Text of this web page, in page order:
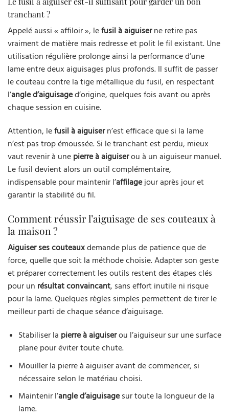
tranchant ?
Appelé aussi « affiloir », lefusil à aiguiserne retire pas
vraiment de matière mais redresse et polit le fil existant. Une
utilisation régulière prolonge ainsi la performance d’une
lame entre deux aiguisages plus profonds. Il suffit de passer
le couteau contre la tige métallique du fusil, en respectant
l’angle d’aiguisaged’origine, quelques fois avant ou après
chaque session en cuisine.
Attention, lefusil à aiguisern’est efficace que si la lame
n’est pas trop émoussée. Si le tranchant est perdu, mieux
vaut revenir à une pierre à aiguiserou à un aiguiseur manuel.
Le fusil devient alors un outil complémentaire,
indispensable pour maintenir l’affilagejour après jour et
garantir la stabilité du fil.
Comment réussir l’aiguisage de ses couteaux à
la maison ?
Aiguiser ses couteauxdemande plus de patience que de
force, quelle que soit la méthode choisie. Adapter son geste
et préparer correctement les outils restent des étapes clés
pour un résultat convaincant, sans effort inutile ni risque
pour la lame. Quelques règles simples permettent de tirer le
meilleur parti de chaque séance d’aiguisage.
Stabiliser la pierre à aiguiserou l’aiguiseur sur une surface
plane pour éviter toute chute.
Mouiller la pierre à aiguiser avant de commencer, si
nécessaire selon le matériau choisi.
Maintenir l’angle d’aiguisagesur toute la longueur de la
lame.